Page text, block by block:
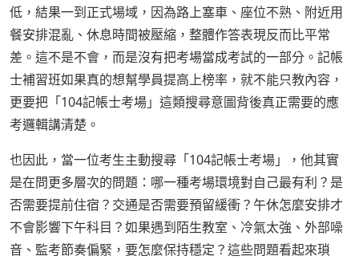
低，結果一到正式場域，因為路上塞車、座位不熟、附近用
餐安排混亂、休息時間被壓縮，整體作答表現反而比平常
差。這不是不會，而是沒有把考場當成考試的一部分。記帳
士補習班如果真的想幫學員提高上榜率，就不能只教內容，
更要把「104記帳士考場」這類搜尋意圖背後真正需要的應
考邏輯講清楚。
也因此，當一位考生主動搜尋「104記帳士考場」，他其實
是在問更多層次的問題：哪一種考場環境對自己最有利？是
否需要提前住宿？交通是否需要預留緩衝？午休怎麼安排才
不會影響下午科目？如果遇到陌生教室、冷氣太強、外部噪
音、監考節奏偏緊，要怎麼保持穩定？這些問題看起來瑣